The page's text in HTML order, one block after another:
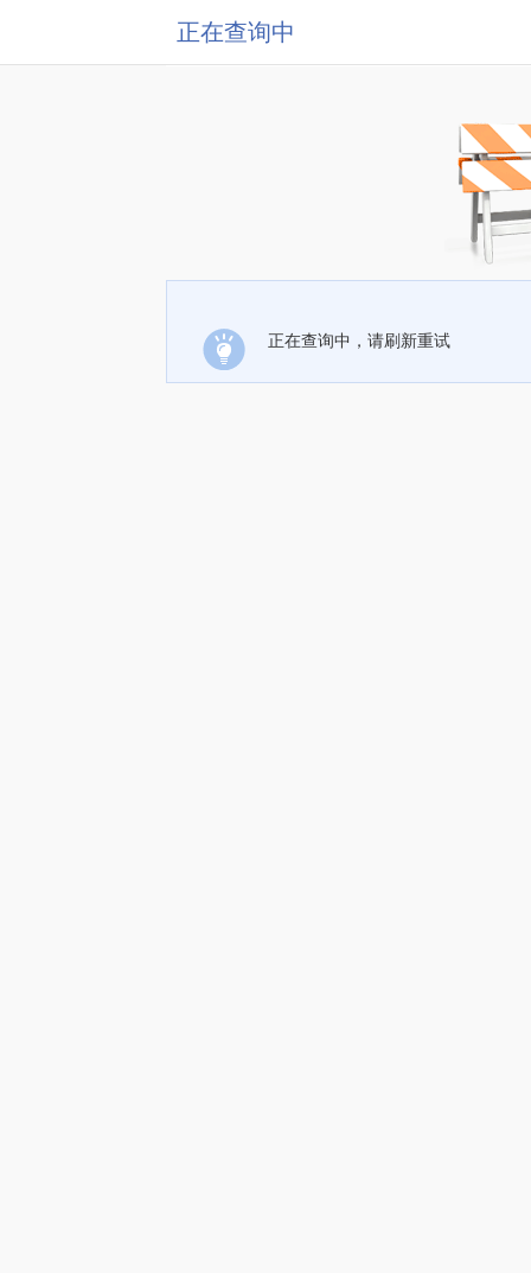
正在查询中
正在查询中，请刷新重试